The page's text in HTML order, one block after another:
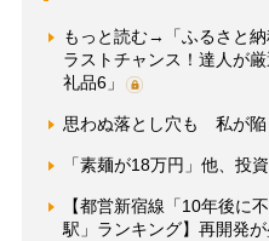
もっと読む→「ふるさと
ラストチャンス！達人が
礼品6」
思わぬ落とし穴も 私が陥
「素麺が18万円」他、投
【都営新宿線「10年後に
駅」ランキング】再開発